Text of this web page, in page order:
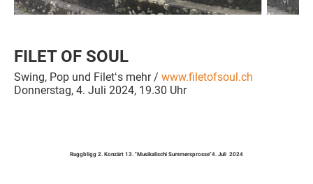
FILET OF SOUL
Swing, Pop und Filetʻs mehr / www.filetofsoul.ch
Donnerstag, 4. Juli 2024, 19.30 Uhr
Ruggbligg 2. Konzärt 13. "Musikalischi Summersprosse"4. Juli 2024